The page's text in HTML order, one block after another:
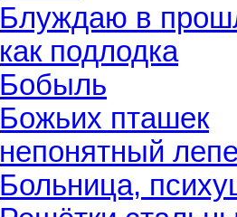
Блуждаю в
как подлодка
Бобыль
Божьих пташек
непонятный
Больница,